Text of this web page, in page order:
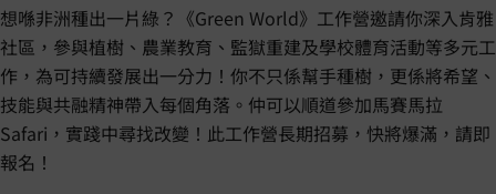
想喺非洲種出一片綠？《Green World》工作營邀請你深入肯雅
社區，參與植樹、農業教育、監獄重建及學校體育活動等多元工
作，為可持續發展出一分力！你不只係幫手種樹，更係將希望、
技能與共融精神帶入每個角落。仲可以順道參加馬賽馬拉
Safari，實踐中尋找改變！此工作營長期招募，快將爆滿，請即
報名！